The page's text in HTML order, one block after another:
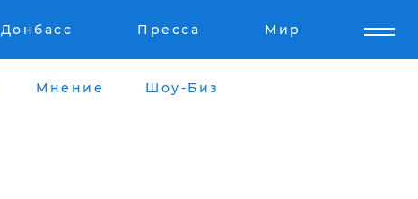
Донбасс Пресса Мир
Мнение Шоу-Биз